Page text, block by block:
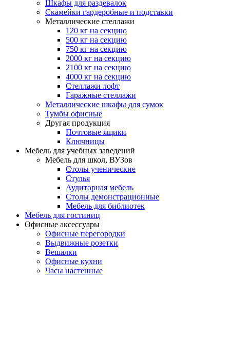
Шкафы для раздевалок
Скамейки гардеробные и подставки
Металлические стеллажи
120 кг на секцию
500 кг на секцию
750 кг на секцию
2000 кг на секцию
2100 кг на секцию
4000 кг на секцию
Стеллажи лофт
Гаражные стеллажи
Металлические шкафы для сумок
Тумбы офисные
Другая продукция
Почтовые ящики
Ключницы
Мебель для учебных заведений
Мебель для школ, ВУЗов
Столы ученические
Стулья
Аудиторная мебель
Столы демонстрационные
Мебель для библиотек
Мебель для гостиниц
Офисные аксессуары
Офисные перегородки
Выдвижные розетки
Вешалки
Офисные кухни
Часы настенные